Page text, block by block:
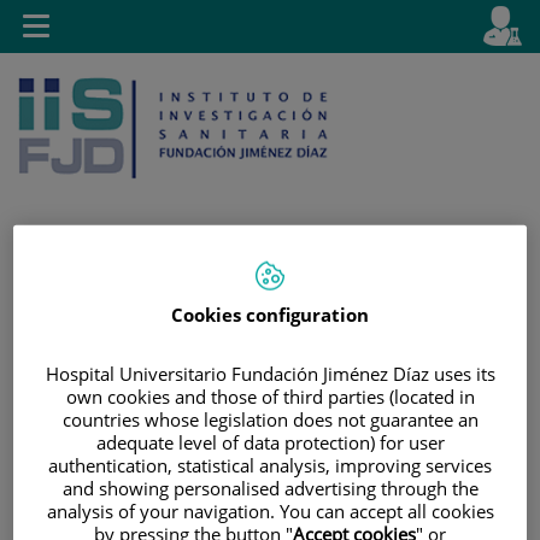
Jump to content
Active
en
Toggle
navigation
Cookies configuration
Hospital Universitario Fundación Jiménez Díaz uses its
own cookies and those of third parties (located in
countries whose legislation does not guarantee an
adequate level of data protection) for user
authentication, statistical analysis, improving services
and showing personalised advertising through the
analysis of your navigation. You can accept all cookies
by pressing the button "Accept cookies" or